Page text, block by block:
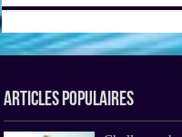
Articles Populaires